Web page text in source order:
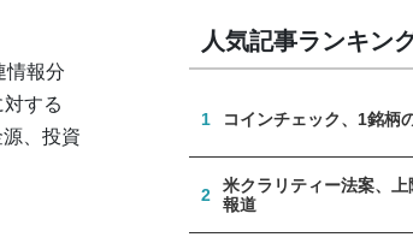
情報分
する
、投資
人気記事ランキン
1 コインチェック、1銘柄
2
米クラリティー法案、
報道